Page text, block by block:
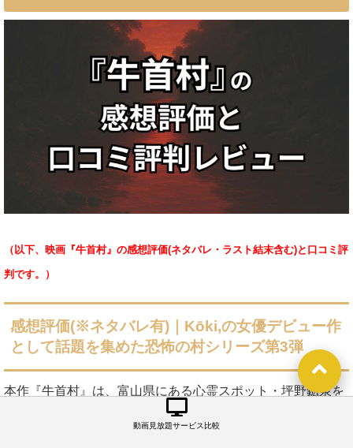
（以下、映画『牛首村』の感想評価(ネタバレ・ラスト結末含む)と口コミ評
判です。）
感想評価(※ネタバレ有)｜ Kōki,の女優デビュー作
として話題を集めた恐怖の村シリーズ第3弾
本作『牛首村』は、富山県にある心霊スポット・坪野鉱泉を
舞台にしたホラー映画となっており、「実録！恐怖の村シリ
動画見放題サービス比較